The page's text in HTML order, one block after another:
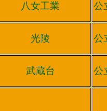
八女工業 公
光陵 公
武蔵台 公